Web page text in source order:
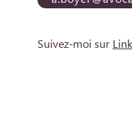
Suivez-moi sur